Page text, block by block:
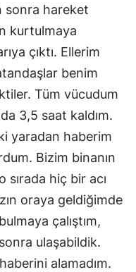
sonra hareket
kurtulmaya
çıktı. Ellerim
benim
Tüm vücudum
3,5 saat kaldım.
yaradan haberim
Bizim binanın
hiç bir acı
oraya geldiğimde
çalıştım,
ulaşabildik.
alamadım.